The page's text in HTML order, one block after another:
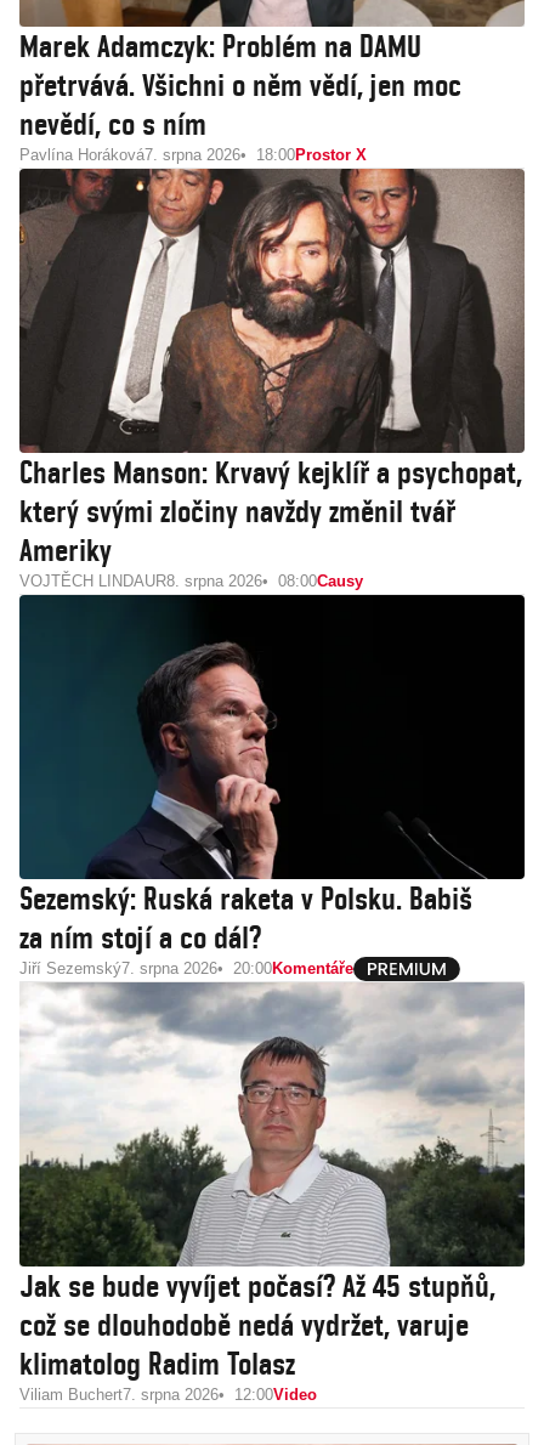
Marek Adamczyk: Problém na DAMU
přetrvává. Všichni o něm vědí, jen moc
nevědí, co s ním
Pavlína Horáková7. srpna 2026 18:00Prostor X
Charles Manson: Krvavý kejklíř a psychopat,
který svými zločiny navždy změnil tvář
Ameriky
VOJTĚCH LINDAUR8. srpna 2026 08:00Causy
Sezemský: Ruská raketa v Polsku. Babiš
za ním stojí a co dál?
Jiří Sezemský7. srpna 2026 20:00Komentáře
Jak se bude vyvíjet počasí? Až 45 stupňů,
což se dlouhodobě nedá vydržet, varuje
klimatolog Radim Tolasz
Viliam Buchert7. srpna 2026 12:00Video